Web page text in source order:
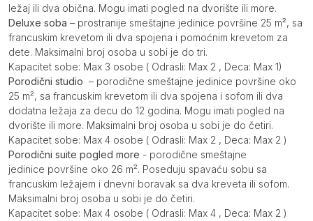
ležaj ili dva obična. Mogu imati pogled na dvorište ili more.
Deluxe soba – prostranije smeštajne jedinice površine 25 m², sa
francuskim krevetom ili dva spojena i pomoćnim krevetom za
dete. Maksimalni broj osoba u sobi je do tri.
Kapacitet sobe: Max 3 osobe ( Odrasli: Max 2 , Deca: Max 1)
Porodični studio – porodične smeštajne jedinice površine oko
25 m², sa francuskim krevetom ili dva spojena i sofom ili dva
dodatna ležaja za decu do 12 godina. Mogu imati pogled na
dvorište ili more. Maksimalni broj osoba u sobi je do četiri.
Kapacitet sobe: Max 4 osobe ( Odrasli: Max 2 , Deca: Max 2 )
Porodični suite pogled more - porodične smeštajne
jedinice površine oko 26 m². Poseduju spavaću sobu sa
francuskim ležajem i dnevni boravak sa dva kreveta ili sofom.
Maksimalni broj osoba u sobi je do četiri.
Kapacitet sobe: Max 4 osobe ( Odrasli: Max 4 , Deca: Max 2 )